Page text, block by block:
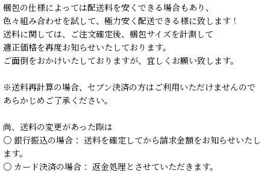
梱包の仕様によっては配送料を安くできる場合もあり、
色々組み合わせを試して、極力安く配送できる様に致します！
送料に関しては、ご注文確定後、梱包サイズを計測して
適正価格を再度お知らせいたしております。
ご面倒をおかけいたしておりますが、宜しくお願い致します。
※送料再計算の場合、セブン決済の方はご利用いただけませんので
あらかじめご了承ください。
尚、送料の変更があった際は
○ 銀行振込の場合： 送料を確定してから請求金額をお知らせいたし
ます。
○ カード決済の場合： 返金処理とさせていただきます。